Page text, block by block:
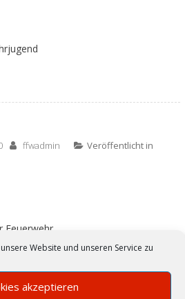
Website und unseren Service zu
akzeptieren
ffwadmin
Veröffentlicht in
Feuerwehr